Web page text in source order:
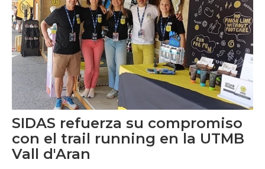
SIDAS refuerza su compromiso
con el trail running en la UTMB
Vall d'Aran